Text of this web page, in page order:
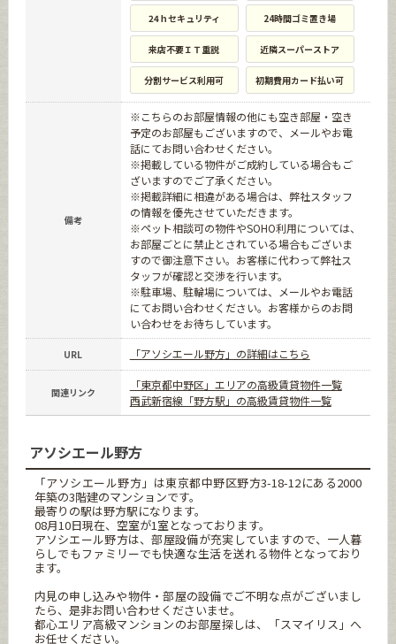
24ｈセキュリティ 24時間ゴミ置き場
来店不要ＩＴ重説 近隣スーパーストア
分割サービス利用可 初期費用カード払い可
備考
※こちらのお部屋情報の他にも空き部屋・空き
予定のお部屋もございますので、メールやお電
話にてお問い合わせください。
※掲載している物件がご成約している場合もご
ざいますのでご了承ください。
※掲載詳細に相違がある場合は、弊社スタッフ
の情報を優先させていただきます。
※ペット相談可の物件やSOHO利用については、
お部屋ごとに禁止とされている場合もございま
すので御注意下さい。お客様に代わって弊社ス
タッフが確認と交渉を行います。
※駐車場、駐輪場については、メールやお電話
にてお問い合わせください。お客様からのお問
い合わせをお待ちしています。
URL 「アソシエール野方」の詳細はこちら
関連リンク
「東京都中野区」エリアの高級賃貸物件一覧
西武新宿線「野方駅」の高級賃貸物件一覧
アソシエール野方
「アソシエール野方」は東京都中野区野方3-18-12にある2000
年築の3階建のマンションです。
最寄りの駅は野方駅になります。
08月10日現在、空室が1室となっております。
アソシエール野方は、部屋設備が充実していますので、一人暮
らしでもファミリーでも快適な生活を送れる物件となっており
ます。
内見の申し込みや物件・部屋の設備でご不明な点がございまし
たら、是非お問い合わせくださいませ。
都心エリア高級マンションのお部屋探しは、「スマイリス」へ
お任せください。